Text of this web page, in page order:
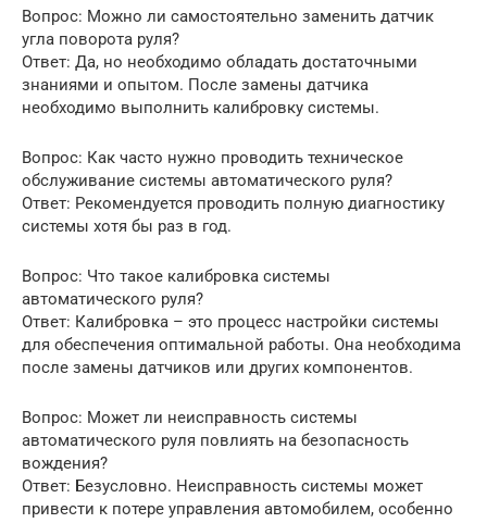
Вопрос: Можно ли самостоятельно заменить датчик
угла поворота руля?
Ответ: Да, но необходимо обладать достаточными
знаниями и опытом. После замены датчика
необходимо выполнить калибровку системы.
Вопрос: Как часто нужно проводить техническое
обслуживание системы автоматического руля?
Ответ: Рекомендуется проводить полную диагностику
системы хотя бы раз в год.
Вопрос: Что такое калибровка системы
автоматического руля?
Ответ: Калибровка – это процесс настройки системы
для обеспечения оптимальной работы. Она необходима
после замены датчиков или других компонентов.
Вопрос: Может ли неисправность системы
автоматического руля повлиять на безопасность
вождения?
Ответ: Безусловно. Неисправность системы может
привести к потере управления автомобилем, особенно